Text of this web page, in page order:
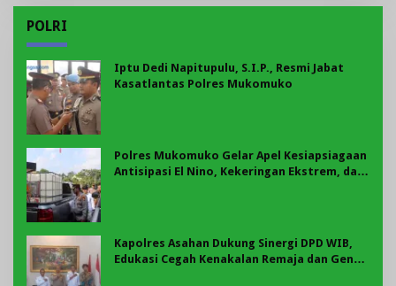
POLRI
Iptu Dedi Napitupulu, S.I.P., Resmi Jabat
Kasatlantas Polres Mukomuko
Polres Mukomuko Gelar Apel Kesiapsiagaan
Antisipasi El Nino, Kekeringan Ekstrem, dan
Kapolres Asahan Dukung Sinergi DPD WIB,
Edukasi Cegah Kenakalan Remaja dan Geng